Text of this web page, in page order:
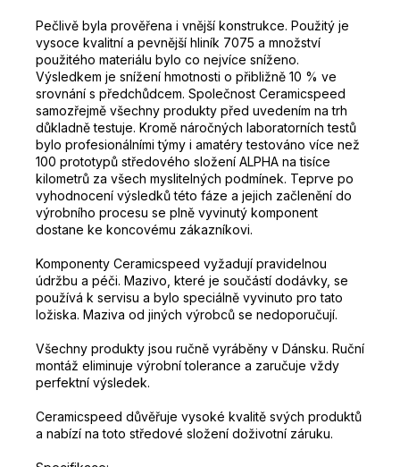
Pečlivě byla prověřena i vnější konstrukce. Použitý je
vysoce kvalitní a pevnější hliník 7075 a množství
použitého materiálu bylo co nejvíce sníženo.
Výsledkem je snížení hmotnosti o přibližně 10 % ve
srovnání s předchůdcem. Společnost Ceramicspeed
samozřejmě všechny produkty před uvedením na trh
důkladně testuje. Kromě náročných laboratorních testů
bylo profesionálními týmy i amatéry testováno více než
100 prototypů středového složení ALPHA na tisíce
kilometrů za všech myslitelných podmínek. Teprve po
vyhodnocení výsledků této fáze a jejich začlenění do
výrobního procesu se plně vyvinutý komponent
dostane ke koncovému zákazníkovi.
Komponenty Ceramicspeed vyžadují pravidelnou
údržbu a péči. Mazivo, které je součástí dodávky, se
používá k servisu a bylo speciálně vyvinuto pro tato
ložiska. Maziva od jiných výrobců se nedoporučují.
Všechny produkty jsou ručně vyráběny v Dánsku. Ruční
montáž eliminuje výrobní tolerance a zaručuje vždy
perfektní výsledek.
Ceramicspeed důvěřuje vysoké kvalitě svých produktů
a nabízí na toto středové složení doživotní záruku.